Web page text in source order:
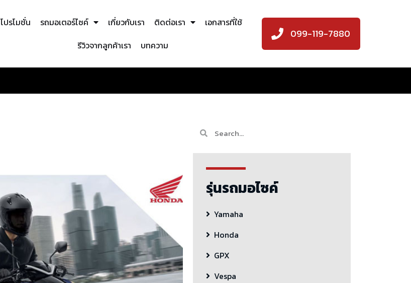
โปรโมชั่น รถมอเตอร์ไซค์ เกี่ยวกับเรา ติดต่อเรา
เอกสารที่ใช้
รีวิวจากลูกค้าเรา
บทความ
099-119-7880
รุ่นรถมอไซค์
Yamaha
Honda
GPX
Vespa